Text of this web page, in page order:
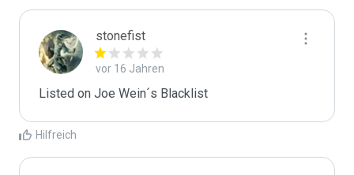
stonefist
vor 16 Jahren
Listed on Joe Wein´s Blacklist
Hilfreich